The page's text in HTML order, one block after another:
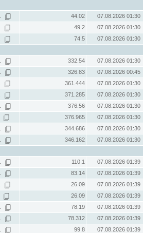
44.02
07.08.2026 01:30
49.2
07.08.2026 01:30
74.5
07.08.2026 01:30
332.54
07.08.2026 01:30
326.83
07.08.2026 00:45
361.444
07.08.2026 01:30
371.285
07.08.2026 01:30
376.56
07.08.2026 01:30
376.965
07.08.2026 01:30
344.686
07.08.2026 01:30
346.162
07.08.2026 01:30
110.1
07.08.2026 01:39
83.14
07.08.2026 01:39
26.09
07.08.2026 01:39
26.09
07.08.2026 01:39
78.19
07.08.2026 01:39
78.312
07.08.2026 01:39
99.8
07.08.2026 01:39